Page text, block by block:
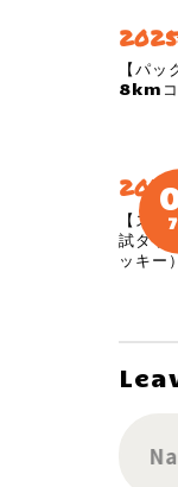
【パ
8kmコ
2019
【ス
試ダウ
ッキー